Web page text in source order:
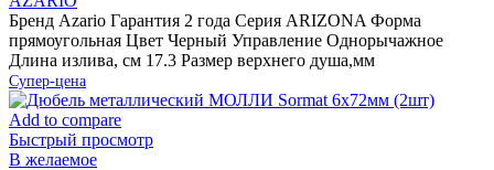
Бренд Azario Гарантия 2 года Серия ARIZONA Форма
прямоугольная Цвет Черный Управление Однорычажное
Длина излива, см 17.3 Размер верхнего душа,мм
Супер-цена
Add to compare
Быстрый просмотр
В желаемое